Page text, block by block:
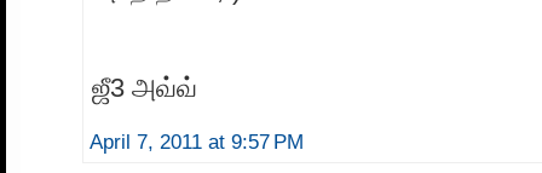
ஜீ3 அவ்வ்
April 7, 2011 at 9:57 PM